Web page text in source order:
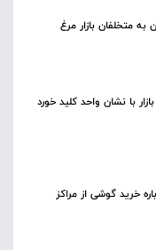
به متخلفان بازار مرغ
با نشان واحد کلید خورد
خرید گوشی از مراکز